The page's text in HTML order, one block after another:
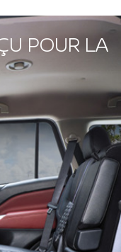
POUR LA